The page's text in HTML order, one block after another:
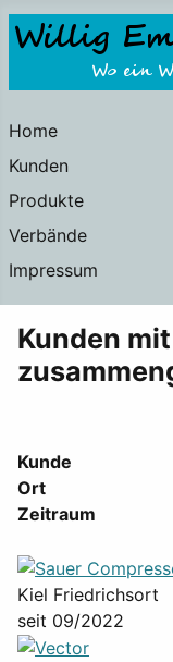
Home
Kunden
Produkte
Verbände
Impressum
Kunden
Kunde
Ort
Zeitraum
Kiel Friedrichsort
seit 09/2022